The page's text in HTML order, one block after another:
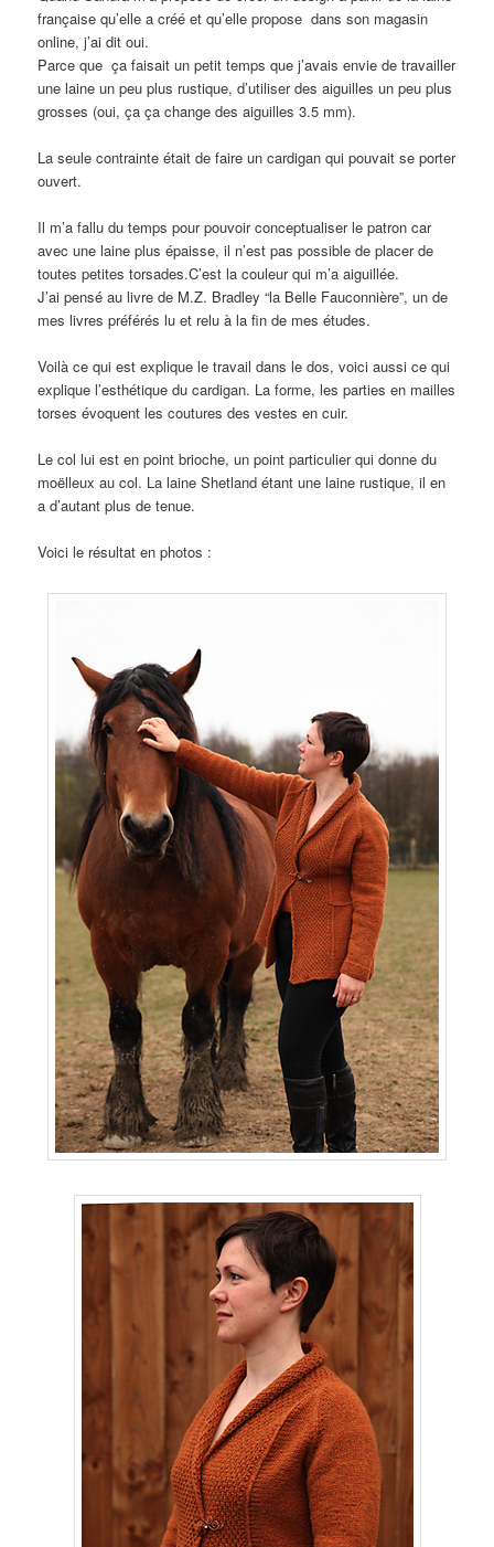
française qu’elle a créé et qu’elle propose dans son magasin
online, j’ai dit oui.
Parce que ça faisait un petit temps que j’avais envie de travailler
une laine un peu plus rustique, d’utiliser des aiguilles un peu plus
grosses (oui, ça ça change des aiguilles 3.5 mm).
La seule contrainte était de faire un cardigan qui pouvait se porter
ouvert.
Il m’a fallu du temps pour pouvoir conceptualiser le patron car
avec une laine plus épaisse, il n’est pas possible de placer de
toutes petites torsades.C’est la couleur qui m’a aiguillée.
J’ai pensé au livre de M.Z. Bradley “la Belle Fauconnière”, un de
mes livres préférés lu et relu à la fin de mes études.
Voilà ce qui est explique le travail dans le dos, voici aussi ce qui
explique l’esthétique du cardigan. La forme, les parties en mailles
torses évoquent les coutures des vestes en cuir.
Le col lui est en point brioche, un point particulier qui donne du
moëlleux au col. La laine Shetland étant une laine rustique, il en
a d’autant plus de tenue.
Voici le résultat en photos :